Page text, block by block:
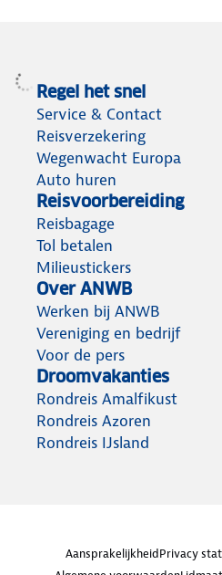
Regel het snel
Service & Contact
Reisverzekering
Wegenwacht Europa
Auto huren
Reisvoorbereiding
Reisbagage
Tol betalen
Milieustickers
Over ANWB
Werken bij ANWB
Vereniging en bedrijf
Voor de pers
Droomvakanties
Rondreis Amalfikust
Rondreis Azoren
Rondreis IJsland
AansprakelijkheidPrivacy